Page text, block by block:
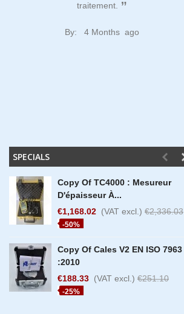
traitement.
By: 4 Months ago
SPECIALS
Copy Of TC4000 : Mesureur
D'épaisseur À...
€1,168.02 (VAT excl.) €2,336.03
-50%
Copy Of Cales V2 EN ISO 7963
:2010
€188.33 (VAT excl.) €251.10
-25%